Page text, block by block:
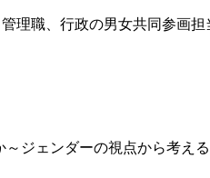
理職、行政の男女共同参画
ェンダーの視点から考える